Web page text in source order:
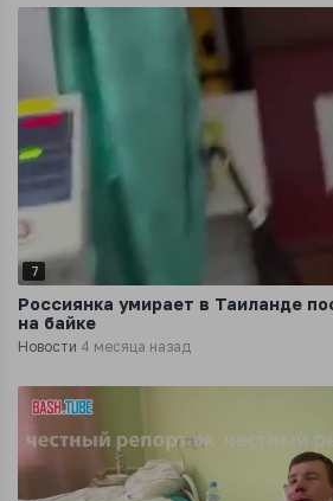
7
Россиянка умирает в Таиланде
на байке
Новости 4 месяца назад